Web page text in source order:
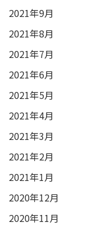
2021年9月
2021年8月
2021年7月
2021年6月
2021年5月
2021年4月
2021年3月
2021年2月
2021年1月
2020年12月
2020年11月